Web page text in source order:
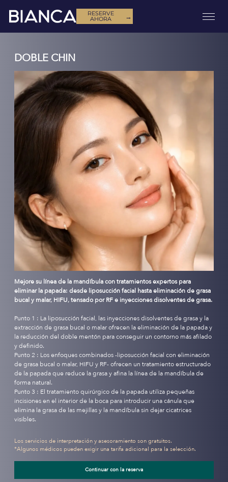
RESERVE
AHORA →
DOBLE CHIN
Mejore su línea de la mandíbula con tratamientos expertos para
eliminar la papada: desde liposucción facial hasta eliminación de grasa
bucal y malar, HIFU, tensado por RF e inyecciones disolventes de grasa.
Punto 1 : La liposucción facial, las inyecciones disolventes de grasa y la
extracción de grasa bucal o malar ofrecen la eliminación de la papada y
la reducción del doble mentón para conseguir un contorno más afilado
y definido.
Punto 2 : Los enfoques combinados -liposucción facial con eliminación
de grasa bucal o malar, HIFU y RF- ofrecen un tratamiento estructurado
de la papada que reduce la grasa y afina la línea de la mandíbula de
forma natural.
Punto 3 : El tratamiento quirúrgico de la papada utiliza pequeñas
incisiones en el interior de la boca para introducir una cánula que
elimina la grasa de las mejillas y la mandíbula sin dejar cicatrices
visibles.
Los servicios de interpretación y asesoramiento son gratuitos.
*Algunos médicos pueden exigir una tarifa adicional para la selección.
Continuar con la reserva